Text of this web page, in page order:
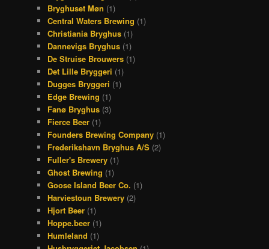
Bryghuset Møn (1)
Central Waters Brewing (1)
Christiania Bryghus (1)
Dannevigs Bryghus (1)
De Struise Brouwers (1)
Det Lille Bryggeri (1)
Dugges Bryggeri (1)
Edge Brewing (1)
Fanø Bryghus (3)
Fierce Beer (1)
Founders Brewing Company (1)
Frederikshavn Bryghus A/S (2)
Fuller's Brewery (1)
Ghost Brewing (1)
Goose Island Beer Co. (1)
Harviestoun Brewery (2)
Hjort Beer (1)
Hoppe.beer (1)
Humleland (1)